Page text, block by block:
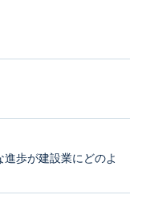
進歩が建設業にどのよ